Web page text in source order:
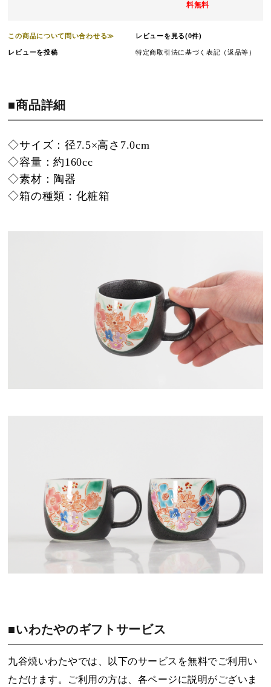
料無料
この商品について問い合わせる≫ レビューを見る(0件)
レビューを投稿 特定商取引法に基づく表記（返品等）
■商品詳細
◇サイズ：径7.5×高さ7.0cm
◇容量：約160cc
◇素材：陶器
◇箱の種類：化粧箱
■いわたやのギフトサービス
九谷焼いわたやでは、以下のサービスを無料でご利用い
ただけます。ご利用の方は、各ページに説明がございま